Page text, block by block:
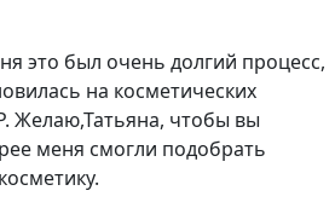
это был очень долгий процесс,
на косметических
Желаю,Татьяна, чтобы вы
меня смогли подобрать